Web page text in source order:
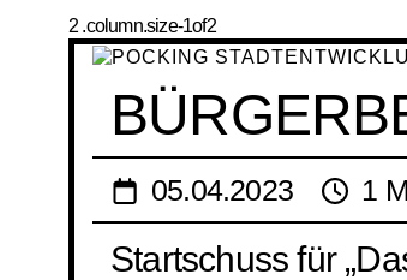
05.04.2023 1
Startschuss für